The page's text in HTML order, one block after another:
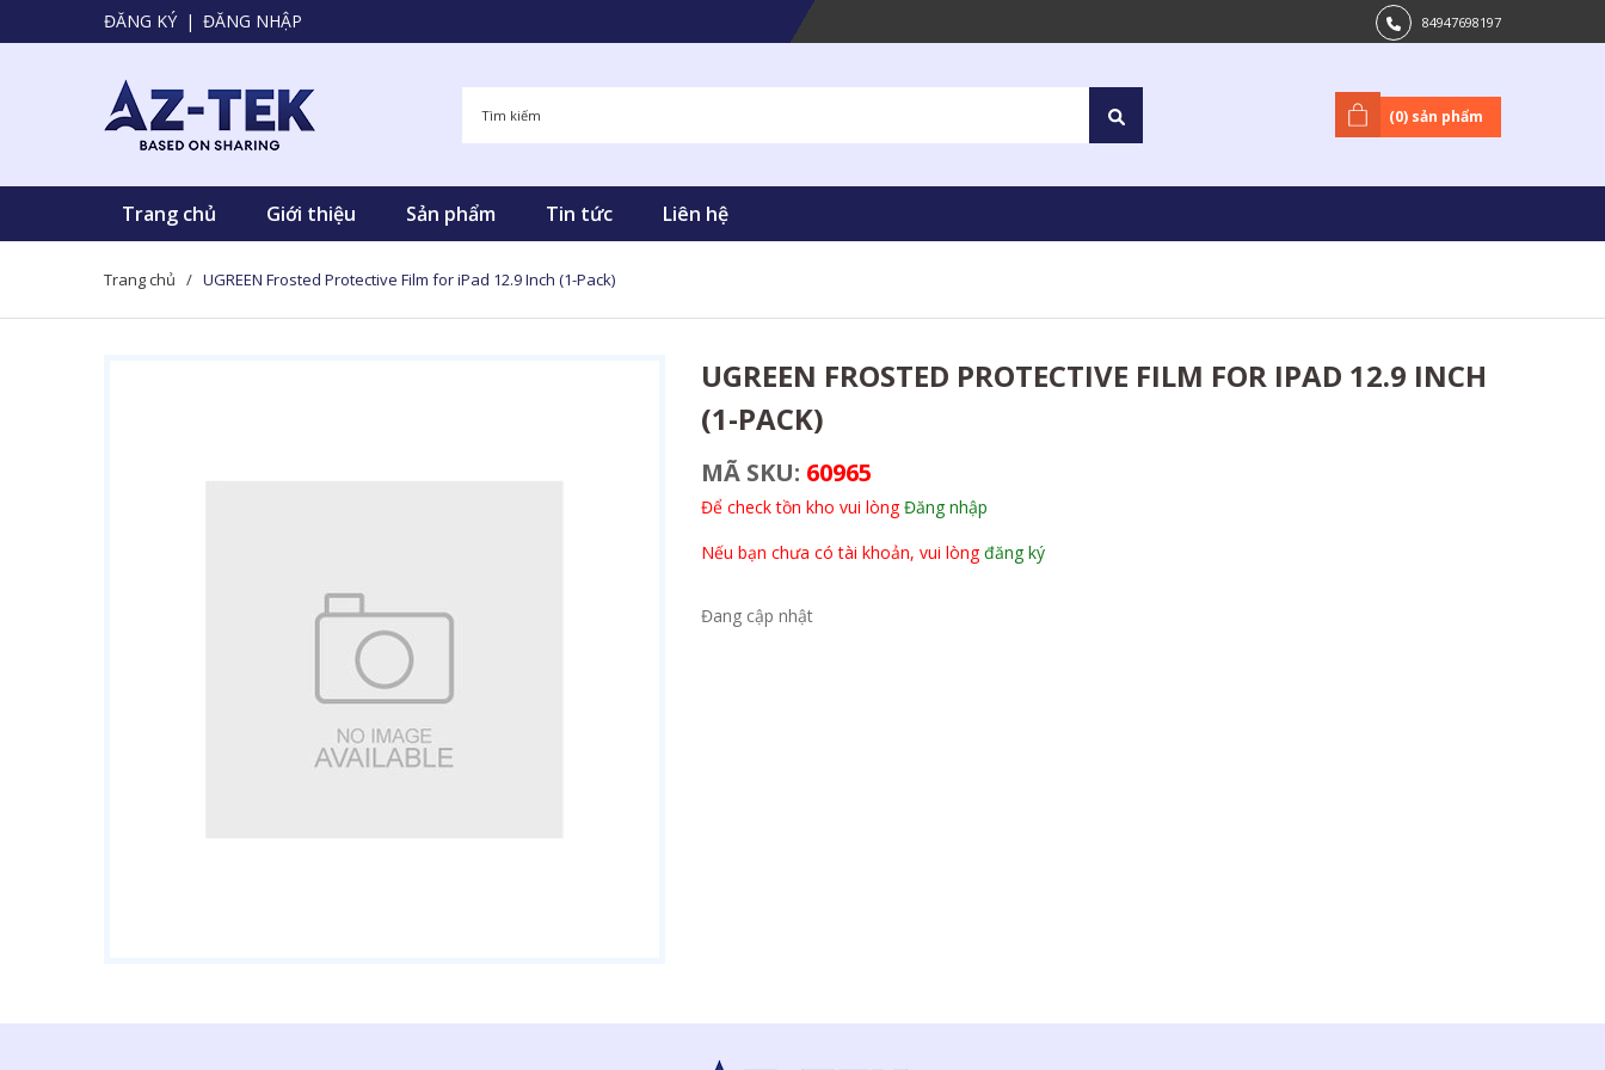
ĐĂNG KÝ | ĐĂNG NHẬP 84947698197
(0) sản phẩm
Trang chủ Giới thiệu Sản phẩm Tin tức Liên hệ
Trang chủ / UGREEN Frosted Protective Film for iPad 12.9 Inch (1-Pack)
UGREEN FROSTED PROTECTIVE FILM FOR IPAD 12.9 INCH
(1-PACK)
MÃ SKU: 60965
Để check tồn kho vui lòngĐăng nhập
Nếu bạn chưa có tài khoản, vui lòngđăng ký
Đang cập nhật